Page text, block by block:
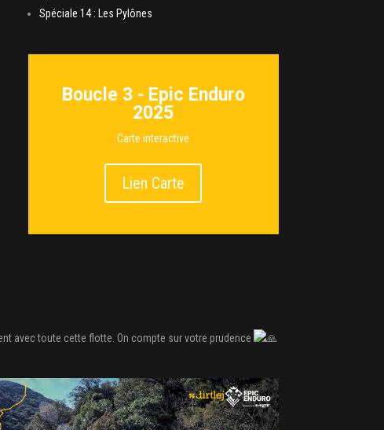
Spéciale 14 : Les Pylônes
Boucle 3 - Epic Enduro
2025
Carte interactive
Lien Carte
avec toute cette flotte. On compte sur votre prudence